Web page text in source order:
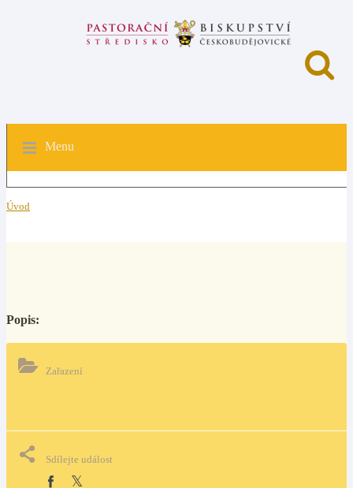
Menu
Úvod
Popis:
Zařazení
Sdílejte událost